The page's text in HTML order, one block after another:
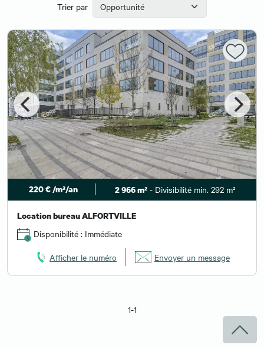
Trier par
220 € /m²/an 2 966 m²- Divisibilité min. 292 m²
Location bureau ALFORTVILLE
Disponibilité : Immédiate
Afficher le numéro Envoyer un message
1-1